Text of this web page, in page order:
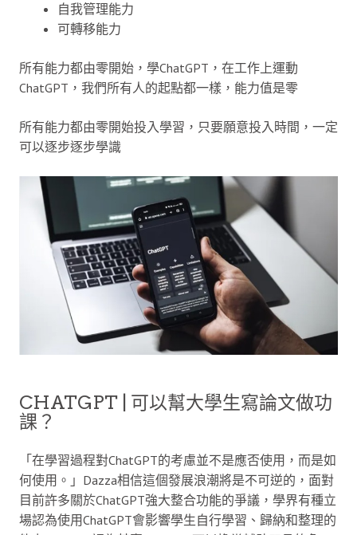
自我管理能力
可轉移能力
所有能力都由零開始，學ChatGPT，在工作上運動
ChatGPT，我們所有人的起點都一樣，能力值是零
所有能力都由零開始投入學習，只要願意投入時間，一定
可以逐步逐步學識
CHATGPT | 可以幫大學生寫論文做功
課？
「在學習過程對ChatGPT的考慮並不是應否使用，而是如
何使用。」Dazza相信這個發展浪潮將是不可逆的，面對
目前許多關於ChatGPT強大整合功能的爭議，學界有種立
場認為使用ChatGPT會影響學生自行學習、歸納和整理的